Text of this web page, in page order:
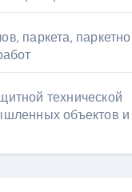
паркета,
технической
объектов и